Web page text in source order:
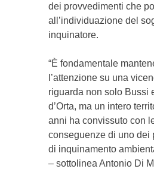
dei provvedimenti che
all’individuazione del
inquinatore.
“È fondamentale
l’attenzione su una
riguarda non solo Bussi
d’Orta, ma un intero
anni ha convissuto con
conseguenze di uno dei
di inquinamento
– sottolinea Antonio Di